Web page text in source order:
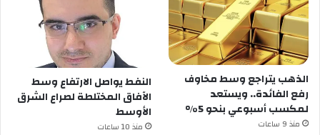
الذهب يتراجع وسط مخاوف
رفع الفائدة.. ويستعد
لمكسب أسبوعي بنحو 5%
منذ 9 ساعات
النفط يواصل الارتفاع وسط
الآفاق المختلطة لصراع الشرق
الأوسط
منذ 10 ساعات